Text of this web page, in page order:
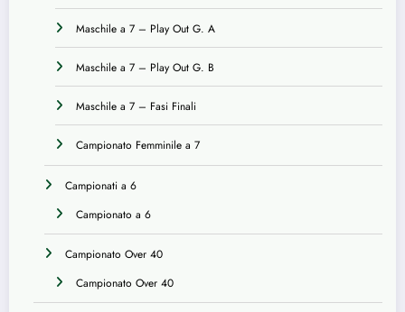
Maschile a 7 – Play Out G. A
Maschile a 7 – Play Out G. B
Maschile a 7 – Fasi Finali
Campionato Femminile a 7
Campionati a 6
Campionato a 6
Campionato Over 40
Campionato Over 40